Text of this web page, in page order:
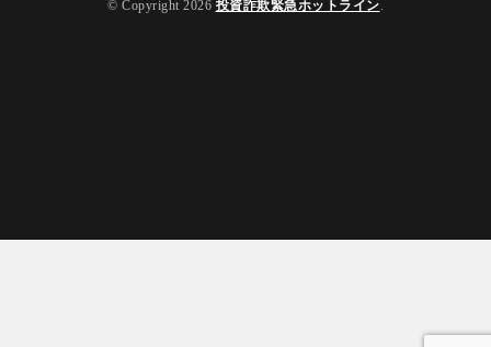
© Copyright 2026 投資詐欺緊急ホットライン.